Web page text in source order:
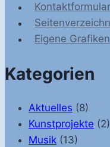
Eigene Grafiken
Kategorien
Aktuelles (8)
Kunstprojekte (2)
Musik (13)